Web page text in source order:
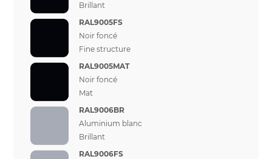
Brillant
RAL9005FS
Noir foncé
Fine structure
RAL9005MAT
Noir foncé
Mat
RAL9006BR
Aluminium blanc
Brillant
RAL9006FS